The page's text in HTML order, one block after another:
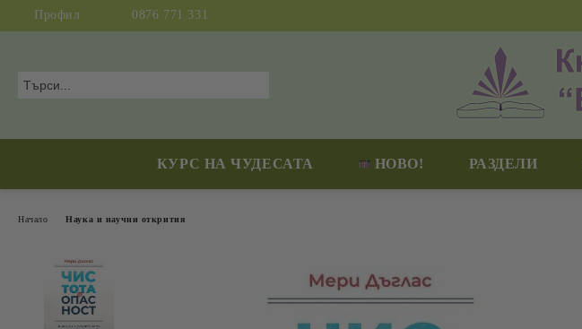
Профил 0876 771 331
КУРС НА ЧУДЕСАТА НОВО! РАЗДЕЛИ
Начало Наука и научни открития